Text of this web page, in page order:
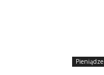
Pieniądze